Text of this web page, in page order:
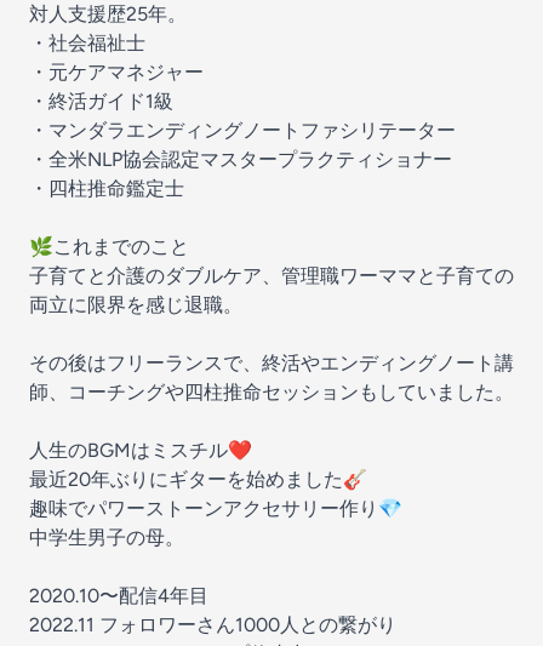
対人支援歴25年。
・社会福祉士
・元ケアマネジャー
・終活ガイド1級
・マンダラエンディングノートファシリテーター
・全米NLP協会認定マスタープラクティショナー
・四柱推命鑑定士
🌿これまでのこと
子育てと介護のダブルケア、管理職ワーママと子育ての
両立に限界を感じ退職。
その後はフリーランスで、終活やエンディングノート講
師、コーチングや四柱推命セッションもしていました。
人生のBGMはミスチル❤️
最近20年ぶりにギターを始めました🎸
趣味でパワーストーンアクセサリー作り💎
中学生男子の母。
2020.10〜配信4年目
2022.11 フォロワーさん1000人との繋がり